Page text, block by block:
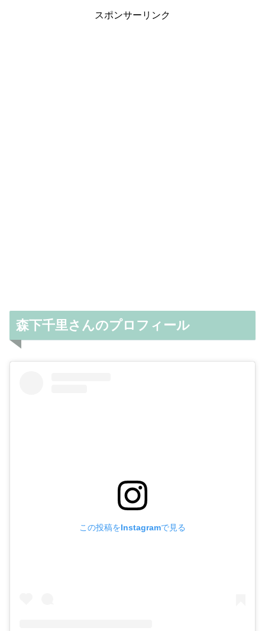
スポンサーリンク
森下千里さんのプロフィール
この投稿をInstagramで見る